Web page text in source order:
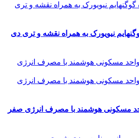
نیویورک به همراه نقشه و تری دی
مسکونی هوشمند با مصرف انرژی صفر